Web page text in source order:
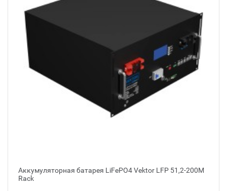
Аккумуляторная батарея LiFePO4 Vektor LFP 51,2-200M
Rack